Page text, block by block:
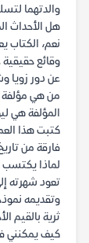
والدتهما
هل الأحداث
نعم، الكتاب
وقائع حقيقية
عن دور زويا
من هي مؤلفة
المؤلفة هي
كتبت هذا
فارقة من
لماذا يكتسب
تعود شهرته
وتقديمه
ثرية بالقيم
كيف يمكنني